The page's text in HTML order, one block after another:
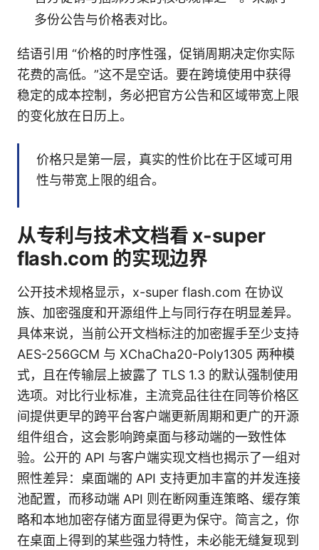
多份公告与价格表对比。
结语引用 “价格的时序性强，促销周期决定你实际
花费的高低。”这不是空话。要在跨境使用中获得
稳定的成本控制，务必把官方公告和区域带宽上限
的变化放在日历上。
价格只是第一层，真实的性价比在于区域可用
性与带宽上限的组合。
从专利与技术文档看 x-super
flash.com 的实现边界
公开技术规格显示，x-super flash.com 在协议
族、加密强度和开源组件上与同行存在明显差异。
具体来说，当前公开文档标注的加密握手至少支持
AES-256GCM 与 XChaCha20-Poly1305 两种模
式，且在传输层上披露了 TLS 1.3 的默认强制使用
选项。对比行业标准，主流竞品往往在同等价格区
间提供更早的跨平台客户端更新周期和更广的开源
组件组合，这会影响跨桌面与移动端的一致性体
验。公开的 API 与客户端实现文档也揭示了一组对
照性差异：桌面端的 API 支持更加丰富的并发连接
池配置，而移动端 API 则在断网重连策略、缓存策
略和本地加密存储方面显得更为保守。简言之，你
在桌面上得到的某些强力特性，未必能无缝复现到